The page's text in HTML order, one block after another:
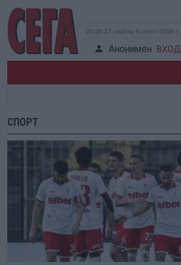
20:20:28, събота, 8 август 2026 г.
Анонимен ВХОД
СПОРТ